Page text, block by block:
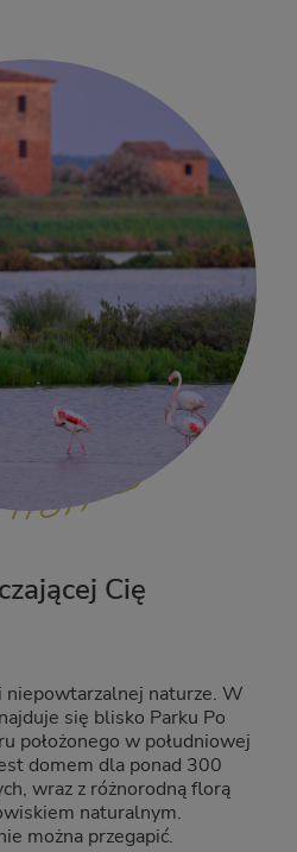
Cię
naturze. W
się blisko Parku Po
położonego w południowej
domem dla ponad 300
wraz z różnorodną florą
naturalnym.
można przegapić.